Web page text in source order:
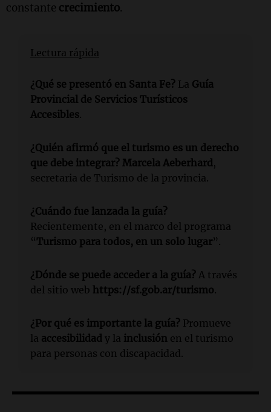
constante crecimiento.
Lectura rápida
¿Qué se presentó en Santa Fe? La Guía
Provincial de Servicios Turísticos
Accesibles.
¿Quién afirmó que el turismo es un derecho
que debe integrar? Marcela Aeberhard ,
secretaria de Turismo de la provincia.
¿Cuándo fue lanzada la guía?
Recientemente, en el marco del programa
“Turismo para todos, en un solo lugar”.
¿Dónde se puede acceder a la guía? A través
del sitio web https://sf.gob.ar/turismo.
¿Por qué es importante la guía? Promueve
la accesibilidad y la inclusión en el turismo
para personas con discapacidad.